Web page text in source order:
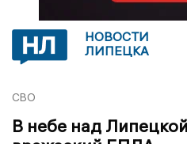
НОВОСТИ
ЛИПЕЦКА
СВО
В небе над